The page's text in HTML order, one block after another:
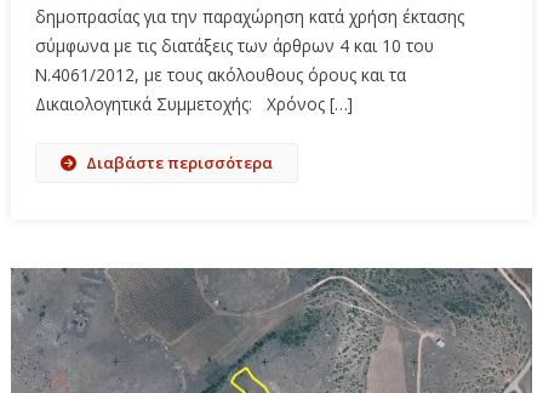
δημοπρασίας για την παραχώρηση κατά χρήση έκτασης
σύμφωνα με τις διατάξεις των άρθρων 4 και 10 του
Ν.4061/2012, με τους ακόλουθους όρους και τα
Δικαιολογητικά Συμμετοχής: Χρόνος […]
Διαβάστε περισσότερα